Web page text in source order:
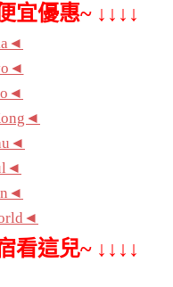
宜優惠~ ↓↓↓↓
看這兒~ ↓↓↓↓